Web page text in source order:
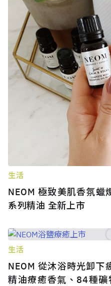
生活
NEOM 極致美肌香氛蠟
系列精油 全新上市
生活
NEOM 從沐浴時光卸下
精油療癒香氣、84種